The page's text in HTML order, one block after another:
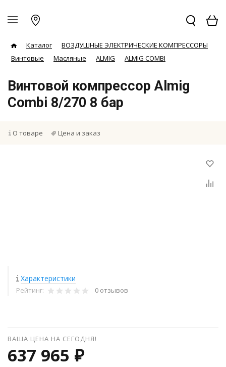
Каталог
ВОЗДУШНЫЕ ЭЛЕКТРИЧЕСКИЕ КОМПРЕССОРЫ
Винтовые
Масляные ALMIG ALMIG COMBI
Винтовой компрессор Almig
Сombi 8/270 8 бар
О товаре Цена и заказ
Характеристики
Рейтинг: 0 отзывов
ВАША ЦЕНА НА СЕГОДНЯ!
637 965 ₽